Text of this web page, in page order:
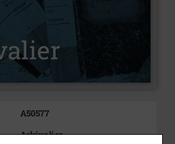
A50577
Arkivalier